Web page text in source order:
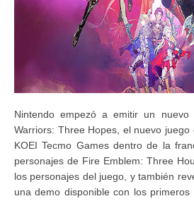
Nintendo empezó a emitir un
Warriors: Three Hopes, el nuevo
KOEI Tecmo Games dentro de la
personajes de Fire Emblem: Three
los personajes del juego, y también
una demo disponible con los